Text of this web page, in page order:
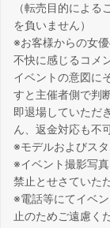
（転売目的によ
を負いません）
※お客様からの女
不快に感じるコメ
イベントの意図に
すと主催者側で判
即退場していただ
ん、返金対応も不可
※モデルおよびス
※イベント撮影写
禁止とせさていた
※電話等にてイベ
止のためご遠慮く